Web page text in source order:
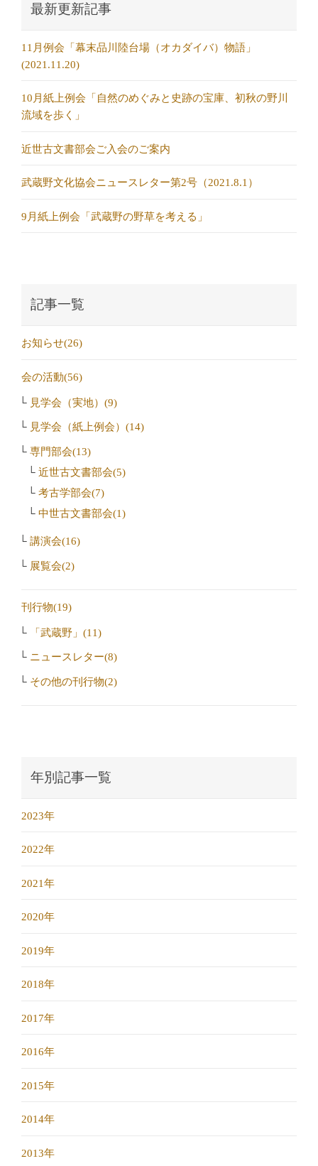
最新更新記事
11月例会「幕末品川陸台場（オカダイバ）物語」
(2021.11.20)
10月紙上例会「自然のめぐみと史跡の宝庫、初秋の野川
流域を歩く」
近世古文書部会ご入会のご案内
武蔵野文化協会ニュースレター第2号（2021.8.1）
9月紙上例会「武蔵野の野草を考える」
記事一覧
お知らせ(26)
会の活動(56)
見学会（実地）(9)
見学会（紙上例会）(14)
専門部会(13)
近世古文書部会(5)
考古学部会(7)
中世古文書部会(1)
講演会(16)
展覧会(2)
刊行物(19)
「武蔵野」(11)
ニュースレター(8)
その他の刊行物(2)
年別記事一覧
2023年
2022年
2021年
2020年
2019年
2018年
2017年
2016年
2015年
2014年
2013年